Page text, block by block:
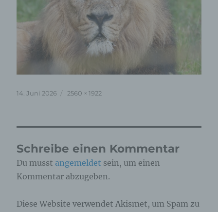
Veröffentlicht
14. Juni 2026 Originalgröße
2560 × 1922
Schreibe einen Kommentar
Du musst angemeldet sein, um einen
Kommentar abzugeben.
Diese Website verwendet Akismet, um Spam zu